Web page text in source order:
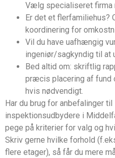
Vælg specialiseret firma
Er det et flerfamiliehus?
koordinering for
Vil du have uafhængig
ingeniør/sagkyndig til at
Bed altid om: skriftlig
præcis placering af fund
hvis nødvendigt.
Har du brug for anbefalinger
inspektionsudbydere i
pege på kriterier for valg og
Skriv gerne hvilke forhold
flere etager), så får du mere